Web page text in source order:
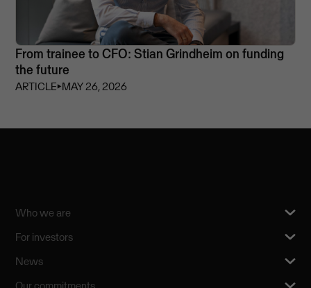
From trainee to CFO: Stian Grindheim on funding
the future
ARTICLE⏵MAY 26, 2026
Who we are
For investors
News